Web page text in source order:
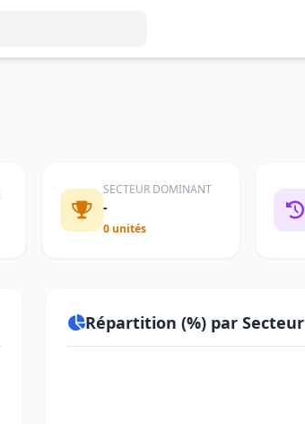
SECTEUR DOMINANT
-
0 unités
Répartition (%) par Secteur